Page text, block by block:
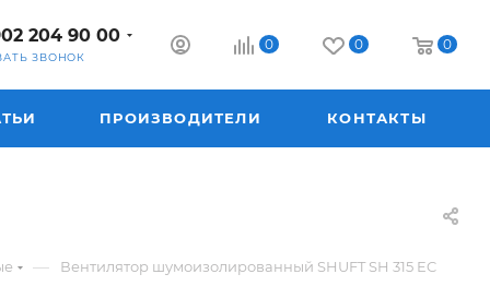
204 90 00
ЗВОНОК
0 0 0
ПРОИЗВОДИТЕЛИ КОНТАКТЫ
— Вентилятор шумоизолированный SHUFT SH 315 EC